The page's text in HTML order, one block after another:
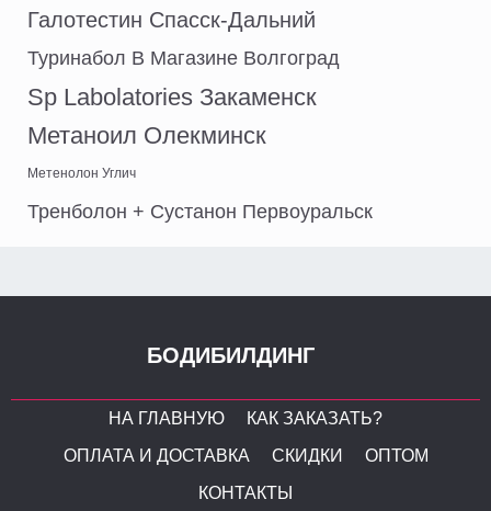
Галотестин Спасск-Дальний
Туринабол В Магазине Волгоград
Sp Labolatories Закаменск
Метаноил Олекминск
Метенолон Углич
Тренболон + Сустанон Первоуральск
БОДИБИЛДИНГ
НА ГЛАВНУЮ
КАК ЗАКАЗАТЬ?
ОПЛАТА И ДОСТАВКА
СКИДКИ
ОПТОМ
КОНТАКТЫ